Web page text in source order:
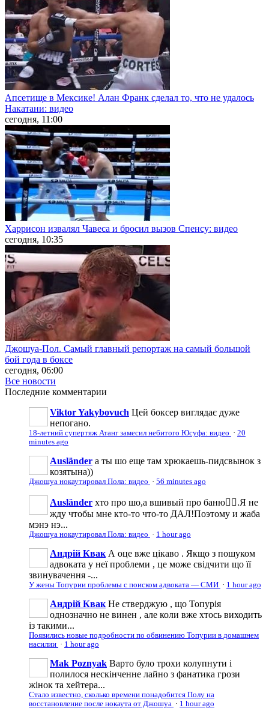
Апсетище в Мексике! Алан Франк сделал то, что не удалось
Накатани: видео
сегодня, 11:00
Харрисон извалял Чавеса и бросил вызов Спенсу: видео
сегодня, 10:35
Джошуа-Пол. Самый главный репортаж на самый большой
бой года в боксе
сегодня, 06:00
Все новости
Последние комментарии
Viktor Yakybovuch Цей боксер виглядає дуже
непогано.
18-летний супертяж Атанг замесил небитого Юсуфа: видео · 20
minutes ago
Ausländer а ты шо еще там хрюкаешь-пидсвынок з
козятына))
Джошуа нокаутировал Пола: видео · 56 minutes ago
Ausländer хто про шо,а вшивый про баню🤦‍♂️.Я не
жду чтобы мне кто-то что-то ДАЛ!Поэтому и жаба
мэнэ нэ...
Джошуа нокаутировал Пола: видео · 1 hour ago
Андрій Квак А оце вже цікаво . Якщо з пошуком
адвоката у неї проблеми , це може свідчити що її
звинувачення -...
У жены Топурии проблемы с поиском адвоката — СМИ · 1 hour ago
Андрій Квак Не стверджую , що Топурія
однозначно не винен , але коли вже хтось виходить
із такими...
Появились новые подробности по обвинению Топурии в домашнем
насилии · 1 hour ago
Mak Poznyak Варто було трохи колупнути і
полилося нескінченне лайно з фанатика грози
жінок та хейтера...
Стало известно, сколько времени понадобится Полу на
восстановление после нокаута от Джошуа · 1 hour ago